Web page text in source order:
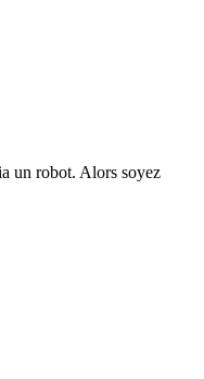
un robot. Alors soyez